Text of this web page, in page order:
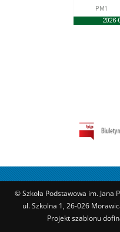
© Szkoła Podstawowa im. Jana
ul. Szkolna 1, 26-026
Projekt szablonu